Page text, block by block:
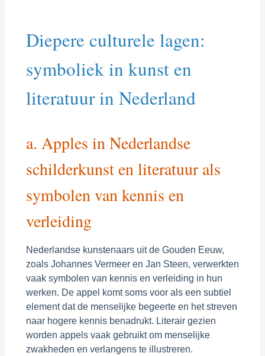
Diepere culturele lagen:
symboliek in kunst en
literatuur in Nederland
a. Apples in Nederlandse
schilderkunst en literatuur als
symbolen van kennis en
verleiding
Nederlandse kunstenaars uit de Gouden Eeuw,
zoals Johannes Vermeer en Jan Steen, verwerkten
vaak symbolen van kennis en verleiding in hun
werken. De appel komt soms voor als een subtiel
element dat de menselijke begeerte en het streven
naar hogere kennis benadrukt. Literair gezien
worden appels vaak gebruikt om menselijke
zwakheden en verlangens te illustreren.